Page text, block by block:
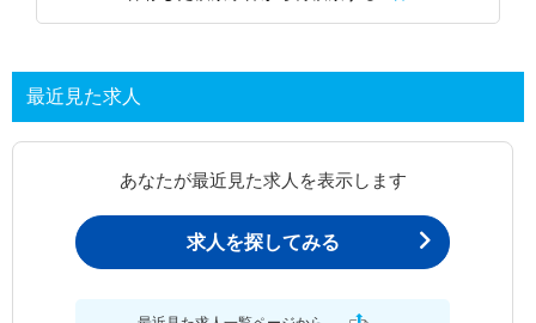
最近見た求人
あなたが最近見た求人を表示します
求人を探してみる